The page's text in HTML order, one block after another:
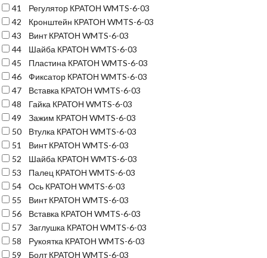
41
Регулятор КРАТОН WMTS-6-03
42
Кронштейн КРАТОН WMTS-6-03
43
Винт КРАТОН WMTS-6-03
44
Шайба КРАТОН WMTS-6-03
45
Пластина КРАТОН WMTS-6-03
46
Фиксатор КРАТОН WMTS-6-03
47
Вставка КРАТОН WMTS-6-03
48
Гайка КРАТОН WMTS-6-03
49
Зажим КРАТОН WMTS-6-03
50
Втулка КРАТОН WMTS-6-03
51
Винт КРАТОН WMTS-6-03
52
Шайба КРАТОН WMTS-6-03
53
Палец КРАТОН WMTS-6-03
54
Ось КРАТОН WMTS-6-03
55
Винт КРАТОН WMTS-6-03
56
Вставка КРАТОН WMTS-6-03
57
Заглушка КРАТОН WMTS-6-03
58
Рукоятка КРАТОН WMTS-6-03
59
Болт КРАТОН WMTS-6-03